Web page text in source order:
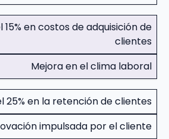
15% en costos de adquisición de
clientes
Mejora en el clima laboral
25% en la retención de clientes
impulsada por el cliente